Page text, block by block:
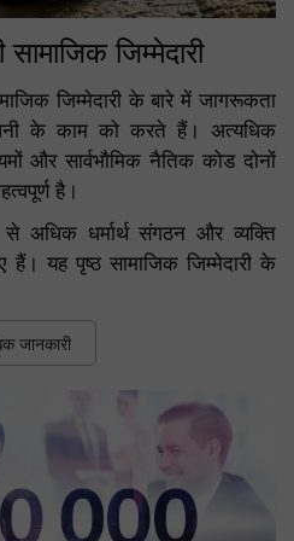
जिम्मेदारी
जिम्मेदारी के बारे में जागरूकता
के काम को करते हैं। अत्यधिक
और सार्वभौमिक नैतिक कोड दोनों
है।
धर्मार्थ संगठन और व्यक्ति
हैं। यह पृष्ठ सामाजिक जिम्मेदारी के
जानकारी